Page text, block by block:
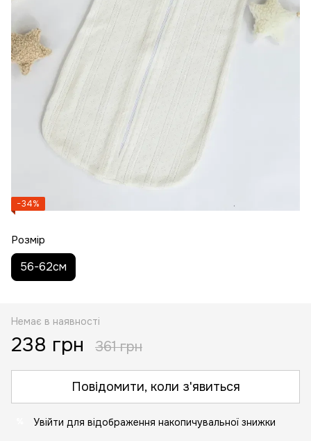
−34%
Розмір
56-62см
Немає в наявності
238 грн 361 грн
Повідомити, коли з'явиться
Увійти для відображення накопичувальної знижки